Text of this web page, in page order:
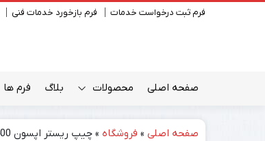
فرم ثبت درخواست خدمات فرم بازخورد خدمات فنی
صفحه اصلی محصولات
رومیزی
بلاگ فرم ها
صفحه اصلی » فروشگاه » چیپ ریستر اپسون B500